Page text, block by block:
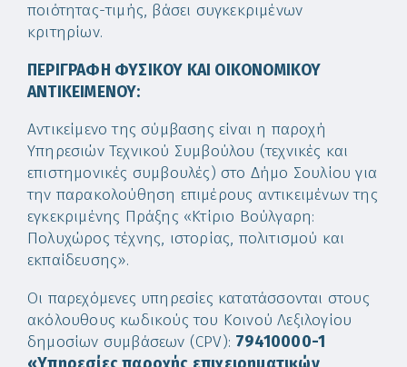
ποιότητας-τιμής, βάσει συγκεκριμένων
κριτηρίων.
ΠΕΡΙΓΡΑΦΗ ΦΥΣΙΚΟΥ ΚΑΙ ΟΙΚΟΝΟΜΙΚΟΥ
ΑΝΤΙΚΕΙΜΕΝΟΥ:
Αντικείμενο της σύμβασης είναι η παροχή
Υπηρεσιών Τεχνικού Συμβούλου (τεχνικές και
επιστημονικές συμβουλές) στο Δήμο Σουλίου για
την παρακολούθηση επιμέρους αντικειμένων της
εγκεκριμένης Πράξης «Κτίριο Βούλγαρη:
Πολυχώρος τέχνης, ιστορίας, πολιτισμού και
εκπαίδευσης».
Οι παρεχόμενες υπηρεσίες κατατάσσονται στους
ακόλουθους κωδικούς του Κοινού Λεξιλογίου
δημοσίων συμβάσεων (CPV): 79410000-1